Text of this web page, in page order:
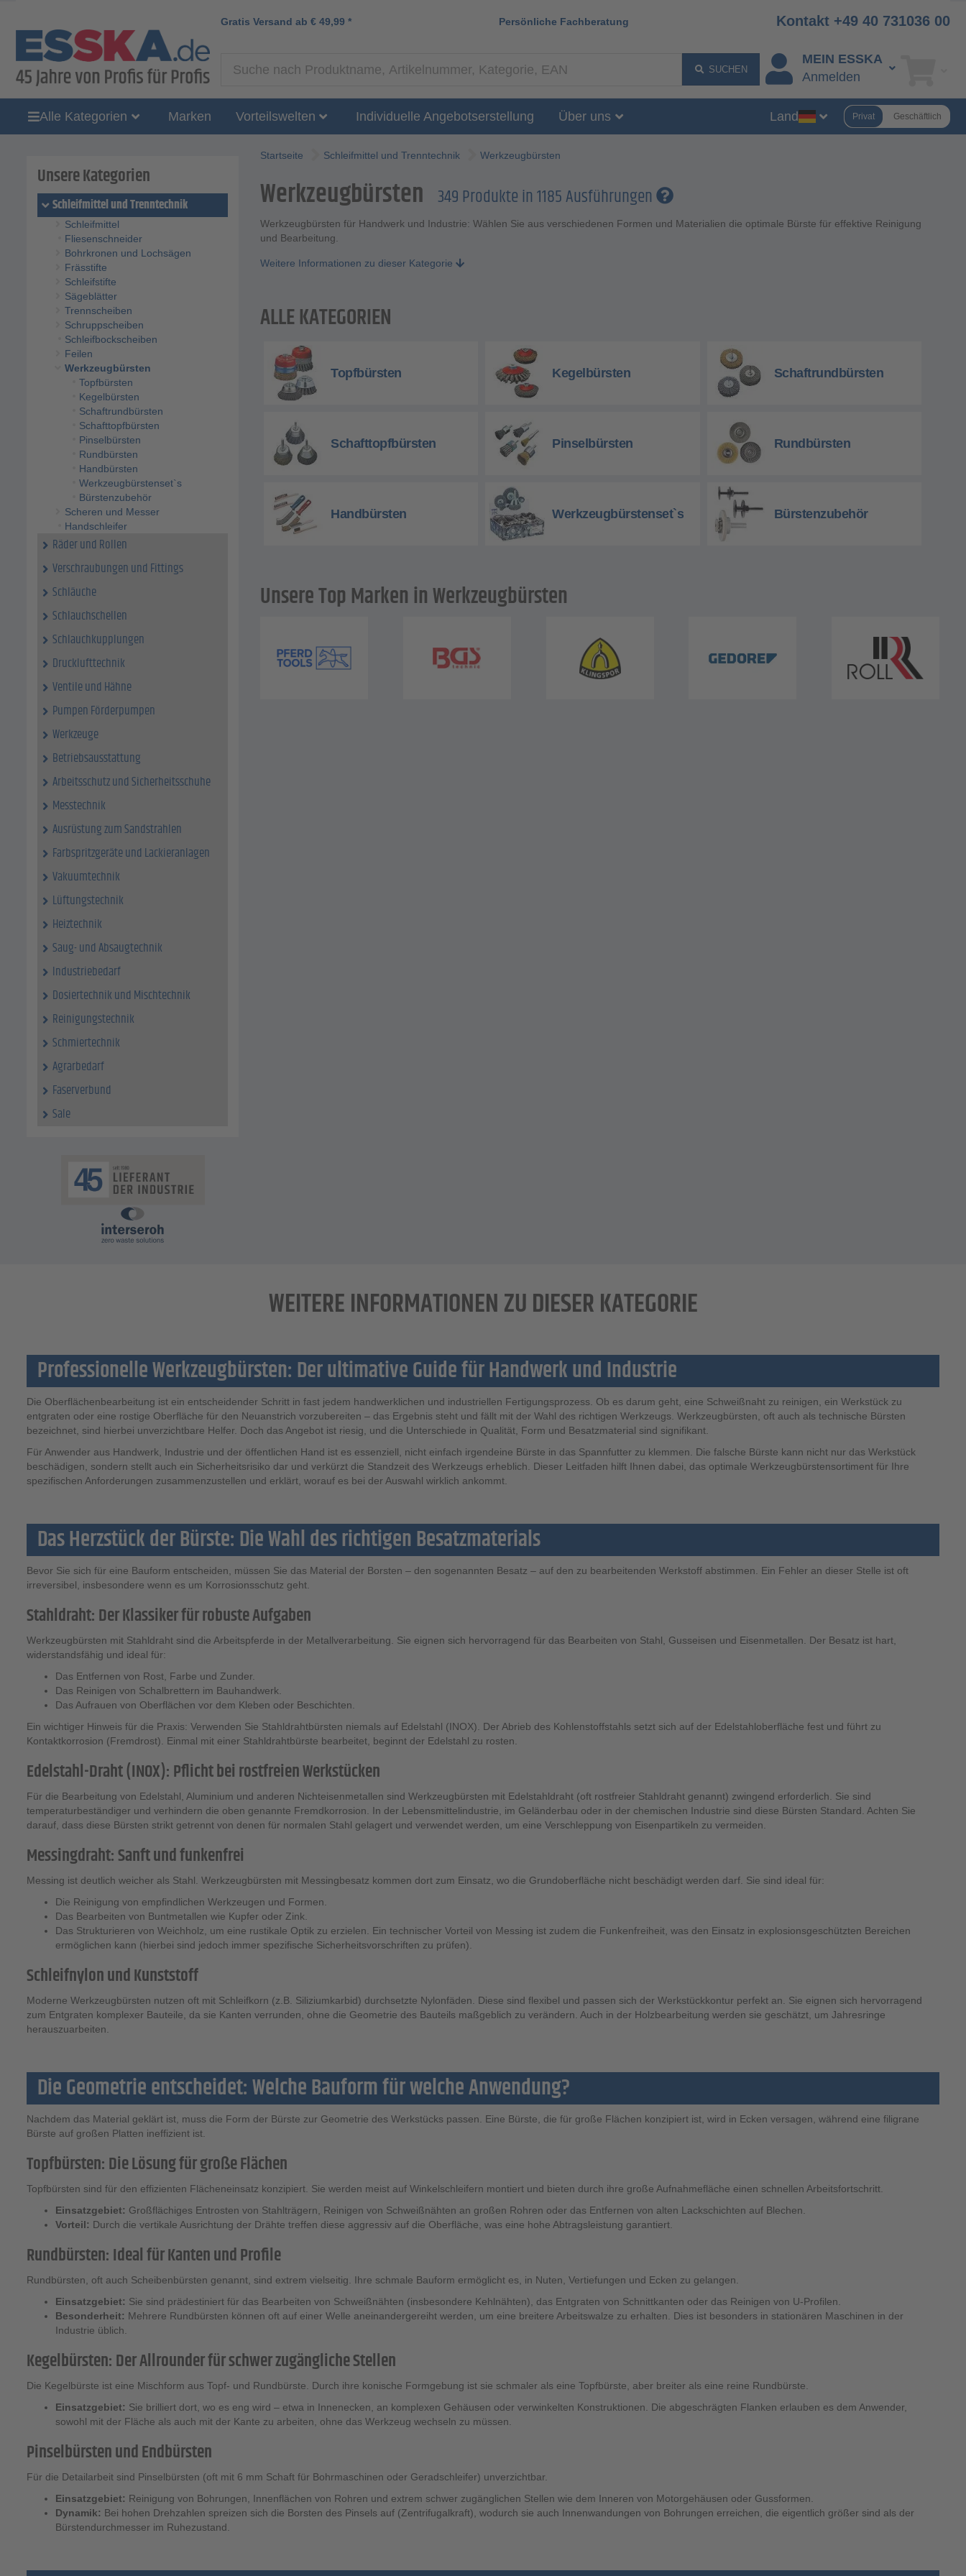
Gratis Versand ab € 49,99 * Persönliche Fachberatung Kontakt +49 40 731036 00
SUCHEN
MEIN ESSKA
Anmelden
Alle Kategorien Marken Vorteilswelten Individuelle Angebotserstellung Über uns Land Privat Geschäftlich
Unsere Kategorien
Schleifmittel und Trenntechnik
Schleifmittel
Fliesenschneider
Bohrkronen und Lochsägen
Frässtifte
Schleifstifte
Sägeblätter
Trennscheiben
Schruppscheiben
Schleifbockscheiben
Feilen
Werkzeugbürsten
Topfbürsten
Kegelbürsten
Schaftrundbürsten
Schafttopfbürsten
Pinselbürsten
Rundbürsten
Handbürsten
Werkzeugbürstenset`s
Bürstenzubehör
Scheren und Messer
Handschleifer
Räder und Rollen
Verschraubungen und Fittings
Schläuche
Schlauchschellen
Schlauchkupplungen
Drucklufttechnik
Ventile und Hähne
Pumpen Förderpumpen
Werkzeuge
Betriebsausstattung
Arbeitsschutz und Sicherheitsschuhe
Messtechnik
Ausrüstung zum Sandstrahlen
Farbspritzgeräte und Lackieranlagen
Vakuumtechnik
Lüftungstechnik
Heiztechnik
Saug- und Absaugtechnik
Industriebedarf
Dosiertechnik und Mischtechnik
Reinigungstechnik
Schmiertechnik
Agrarbedarf
Faserverbund
Sale
Startseite Schleifmittel und Trenntechnik Werkzeugbürsten
Werkzeugbürsten 349 Produkte in 1185 Ausführungen
Werkzeugbürsten für Handwerk und Industrie: Wählen Sie aus verschiedenen Formen und Materialien die optimale Bürste für effektive Reinigung
und Bearbeitung.
Weitere Informationen zu dieser Kategorie
ALLE KATEGORIEN
Topfbürsten Kegelbürsten Schaftrundbürsten
Schafttopfbürsten Pinselbürsten Rundbürsten
Handbürsten Werkzeugbürstenset`s Bürstenzubehör
Unsere Top Marken in Werkzeugbürsten
WEITERE INFORMATIONEN ZU DIESER KATEGORIE
Professionelle Werkzeugbürsten: Der ultimative Guide für Handwerk und Industrie
Die Oberflächenbearbeitung ist ein entscheidender Schritt in fast jedem handwerklichen und industriellen Fertigungsprozess. Ob es darum geht, eine Schweißnaht zu reinigen, ein Werkstück zu
entgraten oder eine rostige Oberfläche für den Neuanstrich vorzubereiten – das Ergebnis steht und fällt mit der Wahl des richtigen Werkzeugs. Werkzeugbürsten, oft auch als technische Bürsten
bezeichnet, sind hierbei unverzichtbare Helfer. Doch das Angebot ist riesig, und die Unterschiede in Qualität, Form und Besatzmaterial sind signifikant.
Für Anwender aus Handwerk, Industrie und der öffentlichen Hand ist es essenziell, nicht einfach irgendeine Bürste in das Spannfutter zu klemmen. Die falsche Bürste kann nicht nur das Werkstück
beschädigen, sondern stellt auch ein Sicherheitsrisiko dar und verkürzt die Standzeit des Werkzeugs erheblich. Dieser Leitfaden hilft Ihnen dabei, das optimale Werkzeugbürstensortiment für Ihre
spezifischen Anforderungen zusammenzustellen und erklärt, worauf es bei der Auswahl wirklich ankommt.
Das Herzstück der Bürste: Die Wahl des richtigen Besatzmaterials
Bevor Sie sich für eine Bauform entscheiden, müssen Sie das Material der Borsten – den sogenannten Besatz – auf den zu bearbeitenden Werkstoff abstimmen. Ein Fehler an dieser Stelle ist oft
irreversibel, insbesondere wenn es um Korrosionsschutz geht.
Stahldraht: Der Klassiker für robuste Aufgaben
Werkzeugbürsten mit Stahldraht sind die Arbeitspferde in der Metallverarbeitung. Sie eignen sich hervorragend für das Bearbeiten von Stahl, Gusseisen und Eisenmetallen. Der Besatz ist hart,
widerstandsfähig und ideal für:
Das Entfernen von Rost, Farbe und Zunder.
Das Reinigen von Schalbrettern im Bauhandwerk.
Das Aufrauen von Oberflächen vor dem Kleben oder Beschichten.
Ein wichtiger Hinweis für die Praxis: Verwenden Sie Stahldrahtbürsten niemals auf Edelstahl (INOX). Der Abrieb des Kohlenstoffstahls setzt sich auf der Edelstahloberfläche fest und führt zu
Kontaktkorrosion (Fremdrost). Einmal mit einer Stahldrahtbürste bearbeitet, beginnt der Edelstahl zu rosten.
Edelstahl-Draht (INOX): Pflicht bei rostfreien Werkstücken
Für die Bearbeitung von Edelstahl, Aluminium und anderen Nichteisenmetallen sind Werkzeugbürsten mit Edelstahldraht (oft rostfreier Stahldraht genannt) zwingend erforderlich. Sie sind
temperaturbeständiger und verhindern die oben genannte Fremdkorrosion. In der Lebensmittelindustrie, im Geländerbau oder in der chemischen Industrie sind diese Bürsten Standard. Achten Sie
darauf, dass diese Bürsten strikt getrennt von denen für normalen Stahl gelagert und verwendet werden, um eine Verschleppung von Eisenpartikeln zu vermeiden.
Messingdraht: Sanft und funkenfrei
Messing ist deutlich weicher als Stahl. Werkzeugbürsten mit Messingbesatz kommen dort zum Einsatz, wo die Grundoberfläche nicht beschädigt werden darf. Sie sind ideal für:
Die Reinigung von empfindlichen Werkzeugen und Formen.
Das Bearbeiten von Buntmetallen wie Kupfer oder Zink.
Das Strukturieren von Weichholz, um eine rustikale Optik zu erzielen. Ein technischer Vorteil von Messing ist zudem die Funkenfreiheit, was den Einsatz in explosionsgeschützten Bereichen
ermöglichen kann (hierbei sind jedoch immer spezifische Sicherheitsvorschriften zu prüfen).
Schleifnylon und Kunststoff
Moderne Werkzeugbürsten nutzen oft mit Schleifkorn (z.B. Siliziumkarbid) durchsetzte Nylonfäden. Diese sind flexibel und passen sich der Werkstückkontur perfekt an. Sie eignen sich hervorragend
zum Entgraten komplexer Bauteile, da sie Kanten verrunden, ohne die Geometrie des Bauteils maßgeblich zu verändern. Auch in der Holzbearbeitung werden sie geschätzt, um Jahresringe
herauszuarbeiten.
Die Geometrie entscheidet: Welche Bauform für welche Anwendung?
Nachdem das Material geklärt ist, muss die Form der Bürste zur Geometrie des Werkstücks passen. Eine Bürste, die für große Flächen konzipiert ist, wird in Ecken versagen, während eine filigrane
Bürste auf großen Platten ineffizient ist.
Topfbürsten: Die Lösung für große Flächen
Topfbürsten sind für den effizienten Flächeneinsatz konzipiert. Sie werden meist auf Winkelschleifern montiert und bieten durch ihre große Aufnahmefläche einen schnellen Arbeitsfortschritt.
Einsatzgebiet: Großflächiges Entrosten von Stahlträgern, Reinigen von Schweißnähten an großen Rohren oder das Entfernen von alten Lackschichten auf Blechen.
Vorteil: Durch die vertikale Ausrichtung der Drähte treffen diese aggressiv auf die Oberfläche, was eine hohe Abtragsleistung garantiert.
Rundbürsten: Ideal für Kanten und Profile
Rundbürsten, oft auch Scheibenbürsten genannt, sind extrem vielseitig. Ihre schmale Bauform ermöglicht es, in Nuten, Vertiefungen und Ecken zu gelangen.
Einsatzgebiet: Sie sind prädestiniert für das Bearbeiten von Schweißnähten (insbesondere Kehlnähten), das Entgraten von Schnittkanten oder das Reinigen von U-Profilen.
Besonderheit: Mehrere Rundbürsten können oft auf einer Welle aneinandergereiht werden, um eine breitere Arbeitswalze zu erhalten. Dies ist besonders in stationären Maschinen in der
Industrie üblich.
Kegelbürsten: Der Allrounder für schwer zugängliche Stellen
Die Kegelbürste ist eine Mischform aus Topf- und Rundbürste. Durch ihre konische Formgebung ist sie schmaler als eine Topfbürste, aber breiter als eine reine Rundbürste.
Einsatzgebiet: Sie brilliert dort, wo es eng wird – etwa in Innenecken, an komplexen Gehäusen oder verwinkelten Konstruktionen. Die abgeschrägten Flanken erlauben es dem Anwender,
sowohl mit der Fläche als auch mit der Kante zu arbeiten, ohne das Werkzeug wechseln zu müssen.
Pinselbürsten und Endbürsten
Für die Detailarbeit sind Pinselbürsten (oft mit 6 mm Schaft für Bohrmaschinen oder Geradschleifer) unverzichtbar.
Einsatzgebiet: Reinigung von Bohrungen, Innenflächen von Rohren und extrem schwer zugänglichen Stellen wie dem Inneren von Motorgehäusen oder Gussformen.
Dynamik: Bei hohen Drehzahlen spreizen sich die Borsten des Pinsels auf (Zentrifugalkraft), wodurch sie auch Innenwandungen von Bohrungen erreichen, die eigentlich größer sind als der
Bürstendurchmesser im Ruhezustand.